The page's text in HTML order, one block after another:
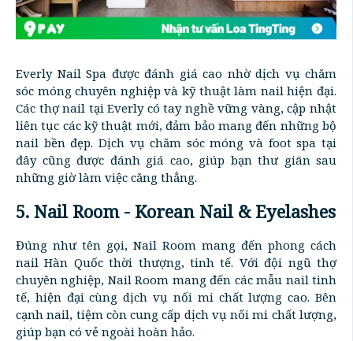
Everly Nail Spa được đánh giá cao nhờ dịch vụ chăm
sóc móng chuyên nghiệp và kỹ thuật làm nail hiện đại.
Các thợ nail tại Everly có tay nghề vững vàng, cập nhật
liên tục các kỹ thuật mới, đảm bảo mang đến những bộ
nail bền đẹp. Dịch vụ chăm sóc móng và foot spa tại
đây cũng được đánh giá cao, giúp bạn thư giãn sau
những giờ làm việc căng thẳng.
5. Nail Room - Korean Nail & Eyelashes
Đúng như tên gọi, Nail Room mang đến phong cách
nail Hàn Quốc thời thượng, tinh tế. Với đội ngũ thợ
chuyên nghiệp, Nail Room mang đến các mẫu nail tinh
tế, hiện đại cùng dịch vụ nối mi chất lượng cao. Bên
cạnh nail, tiệm còn cung cấp dịch vụ nối mi chất lượng,
giúp bạn có vẻ ngoài hoàn hảo.